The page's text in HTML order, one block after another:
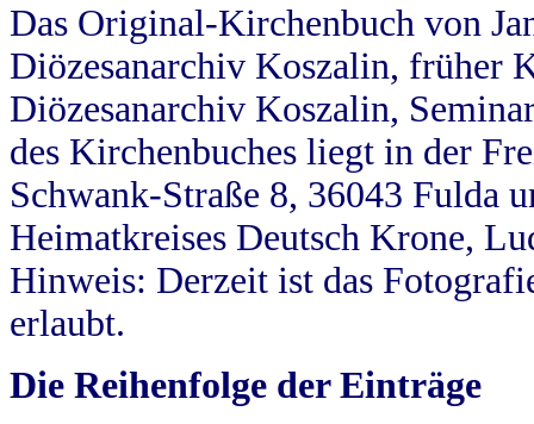
Das Original-Kirchenbuch von
Diözesanarchiv Koszalin, früher
Diözesanarchiv Koszalin,
des Kirchenbuches liegt in der
Schwank-Straße 8, 36043 Fulda
Heimatkreises Deutsch Krone,
Hinweis: Derzeit ist das
erlaubt.
Die Reihenfolge der Einträge